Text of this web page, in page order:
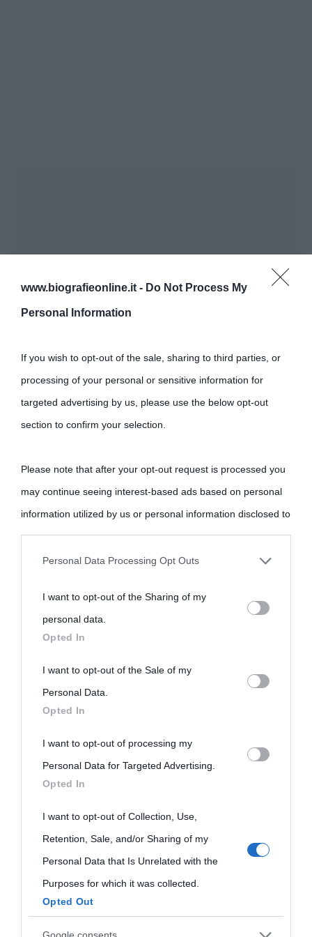
www.biografieonline.it - Do Not Process My
Personal Information
If you wish to opt-out of the sale, sharing to third parties, or
processing of your personal or sensitive information for
targeted advertising by us, please use the below opt-out
section to confirm your selection.
Please note that after your opt-out request is processed you
may continue seeing interest-based ads based on personal
information utilized by us or personal information disclosed to
third parties prior to your opt-out.
personal information by third parties on the IAB’s list of
downstream participants.
This information may also be disclosed by us to third parties
on the IAB’s List of Downstream Participants that may further
disclose it to other third parties.
Please note that this website/app uses one or more Google
services and may gather and store information including but
not limited to your visit or usage behaviour. You may click to
grant or deny consent to Google and its third-party tags to
use your data for below specified purposes in below Google
consent section.
Personal Data Processing Opt Outs
I want to opt-out of the Sharing of my
personal data.
Opted In
I want to opt-out of the Sale of my
Personal Data.
Opted In
I want to opt-out of processing my
Personal Data for Targeted Advertising.
Opted In
I want to opt-out of Collection, Use,
Retention, Sale, and/or Sharing of my
Personal Data that Is Unrelated with the
Purposes for which it was collected.
Opted Out